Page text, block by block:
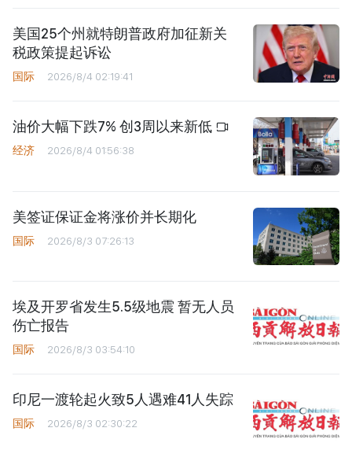
美国25个州就特朗普政府加征新关
税政策提起诉讼
国际 2026/8/4 02:19:41
油价大幅下跌7% 创3周以来新低
经济 2026/8/4 01:56:38
美签证保证金将涨价并长期化
国际 2026/8/3 07:26:13
埃及开罗省发生5.5级地震 暂无人员
伤亡报告
国际 2026/8/3 03:54:10
印尼一渡轮起火致5人遇难41人失踪
国际 2026/8/3 02:30:22